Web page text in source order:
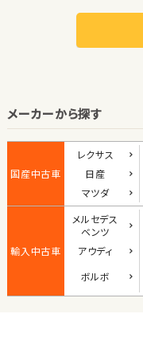
メーカーから探す
国産中古車
レクサス
日産
マツダ
輸入中古車
メルセデス
ベンツ
アウディ
ボルボ